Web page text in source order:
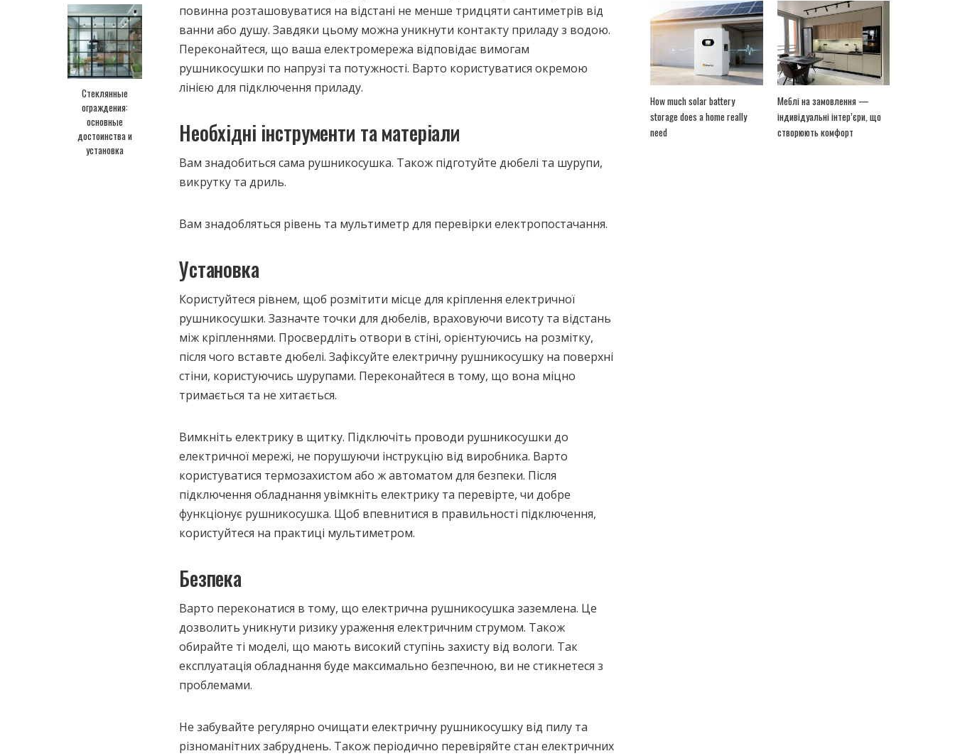
Стеклянные
ограждения:
основные
достоинства и
установка
повинна розташовуватися на відстані не менше тридцяти сантиметрів від
ванни або душу. Завдяки цьому можна уникнути контакту приладу з водою.
Переконайтеся, що ваша електромережа відповідає вимогам
рушникосушки по напрузі та потужності. Варто користуватися окремою
лінією для підключення приладу.
Необхідні інструменти та матеріали
Вам знадобиться сама рушникосушка. Також підготуйте дюбелі та шурупи,
викрутку та дриль.
Вам знадобляться рівень та мультиметр для перевірки електропостачання.
Установка
Користуйтеся рівнем, щоб розмітити місце для кріплення електричної
рушникосушки. Зазначте точки для дюбелів, враховуючи висоту та відстань
між кріпленнями. Просвердліть отвори в стіні, орієнтуючись на розмітку,
після чого вставте дюбелі. Зафіксуйте електричну рушникосушку на поверхні
стіни, користуючись шурупами. Переконайтеся в тому, що вона міцно
тримається та не хитається.
Вимкніть електрику в щитку. Підключіть проводи рушникосушки до
електричної мережі, не порушуючи інструкцію від виробника. Варто
користуватися термозахистом або ж автоматом для безпеки. Після
підключення обладнання увімкніть електрику та перевірте, чи добре
функціонує рушникосушка. Щоб впевнитися в правильності підключення,
користуйтеся на практиці мультиметром.
Безпека
Варто переконатися в тому, що електрична рушникосушка заземлена. Це
дозволить уникнути ризику ураження електричним струмом. Також
обирайте ті моделі, що мають високий ступінь захисту від вологи. Так
експлуатація обладнання буде максимально безпечною, ви не стикнетеся з
проблемами.
Не забувайте регулярно очищати електричну рушникосушку від пилу та
різноманітних забруднень. Також періодично перевіряйте стан електричних
How much solar battery
storage does a home really
need
Меблі на замовлення —
індивідуальні інтер’єри, що
створюють комфорт